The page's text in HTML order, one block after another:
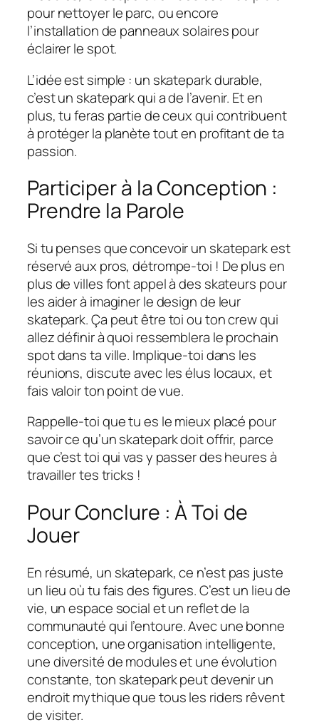
pour nettoyer le parc, ou encore
l’installation de panneaux solaires pour
éclairer le spot.
L’idée est simple : un skatepark durable,
c’est un skatepark qui a de l’avenir. Et en
plus, tu feras partie de ceux qui contribuent
à protéger la planète tout en profitant de ta
passion.
Participer à la Conception :
Prendre la Parole
Si tu penses que concevoir un skatepark est
réservé aux pros, détrompe-toi ! De plus en
plus de villes font appel à des skateurs pour
les aider à imaginer le design de leur
skatepark. Ça peut être toi ou ton crew qui
allez définir à quoi ressemblera le prochain
spot dans ta ville. Implique-toi dans les
réunions, discute avec les élus locaux, et
fais valoir ton point de vue.
Rappelle-toi que tu es le mieux placé pour
savoir ce qu’un skatepark doit offrir, parce
que c’est toi qui vas y passer des heures à
travailler tes tricks !
Pour Conclure : À Toi de
Jouer
En résumé, un skatepark, ce n’est pas juste
un lieu où tu fais des figures. C’est un lieu de
vie, un espace social et un reflet de la
communauté qui l’entoure. Avec une bonne
conception, une organisation intelligente,
une diversité de modules et une évolution
constante, ton skatepark peut devenir un
endroit mythique que tous les riders rêvent
de visiter.